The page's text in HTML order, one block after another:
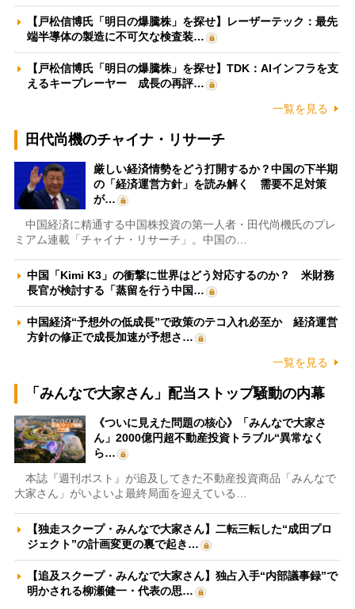
【戸松信博氏「明日の爆騰株」を探せ】レーザーテック：最先
端半導体の製造に不可欠な検査装…
【戸松信博氏「明日の爆騰株」を探せ】TDK：AIインフラを支
えるキープレーヤー 成長の再評…
一覧を見る
田代尚機のチャイナ・リサーチ
厳しい経済情勢をどう打開するか？中国の下半期
の「経済運営方針」を読み解く 需要不足対策
が…
中国経済に精通する中国株投資の第一人者・田代尚機氏のプレ
ミアム連載「チャイナ・リサーチ」。中国の…
中国「Kimi K3」の衝撃に世界はどう対応するのか？ 米財務
長官が検討する「蒸留を行う中国…
中国経済“予想外の低成長”で政策のテコ入れ必至か 経済運営
方針の修正で成長加速が予想さ…
一覧を見る
「みんなで大家さん」配当ストップ騒動の内幕
《ついに見えた問題の核心》「みんなで大家さ
ん」2000億円超不動産投資トラブル“異常なく
ら…
本誌『週刊ポスト』が追及してきた不動産投資商品「みんなで
大家さん」がいよいよ最終局面を迎えている…
【独走スクープ・みんなで大家さん】二転三転した“成田プロ
ジェクト”の計画変更の裏で起き…
【追及スクープ・みんなで大家さん】独占入手“内部議事録”で
明かされる柳瀬健一・代表の思…